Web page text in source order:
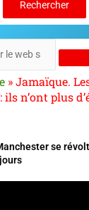
Rechercher
»Jamaïque.
n’ont plus
se